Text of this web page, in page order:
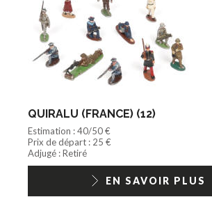
QUIRALU (FRANCE) (12)
Estimation : 40/50 €
Prix de départ : 25 €
Adjugé : Retiré
EN SAVOIR PLUS